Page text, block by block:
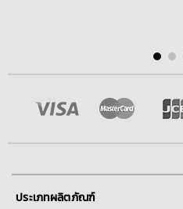
ประเภทผลิตภัณฑ์